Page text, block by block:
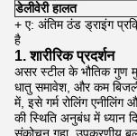
डेलीवेरी हालत
+ ए: अंतिम ठंड ड्राइंग
है
1. शारीरिक प्रदर्शन
असर स्टील के भौतिक गुण
धातु समावेश, और कम
में, इसे गर्म रोलिंग एनीलिंग
की स्थिति अनुबंध में ध्यान